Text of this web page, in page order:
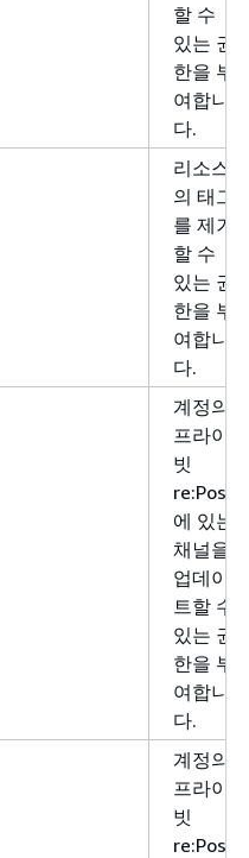
할 수
있는 권
한을 부
여합니
다.
리소스
의 태그
를 제거
할 수
있는 권
한을 부
여합니
다.
계정의
프라이
빗
re:Post
에 있는
채널을
업데이
트할 수
있는 권
한을 부
여합니
다.
계정의
프라이
빗
re:Post